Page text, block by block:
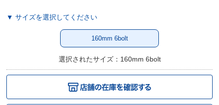
▼ サイズを選択してください
160mm 6bolt
選択されたサイズ：160mm 6bolt